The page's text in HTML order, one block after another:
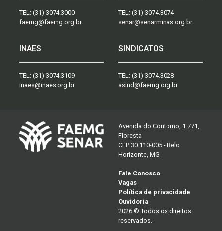
TEL: (31) 3074.3000
faemg@faemg.org.br
TEL: (31) 3074.3074
senar@senarminas.org.br
INAES
TEL: (31) 3074.3109
inaes@inaes.org.br
SINDICATOS
TEL: (31) 3074.3028
asind@faemg.org.br
Avenida do Contorno, 1.771,
Floresta
CEP 30.110-005 - Belo
Horizonte, MG
Fale Conosco
Vagas
Política de privacidade
Ouvidoria
2026 © Todos os direitos
reservados.